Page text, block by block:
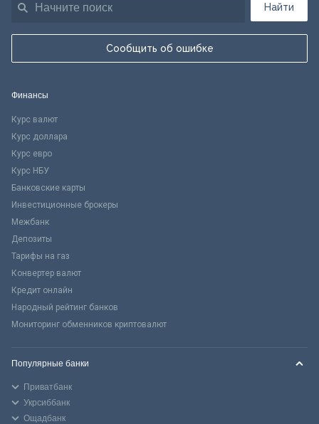
Найти
Сообщить об ошибке
Финансы
Курс валют
Курс доллара
Курс евро
Курс НБУ
Банковские карты
Инвестиционные брокеры
Межбанк
Депозиты
Тарифы на газ
Конвертер валют
Кредит онлайн
Народный рейтинг банков
Мониторинг обменников криптовалют
Популярные банки
Приватбанк
Укрсиббанк
Ощадбанк